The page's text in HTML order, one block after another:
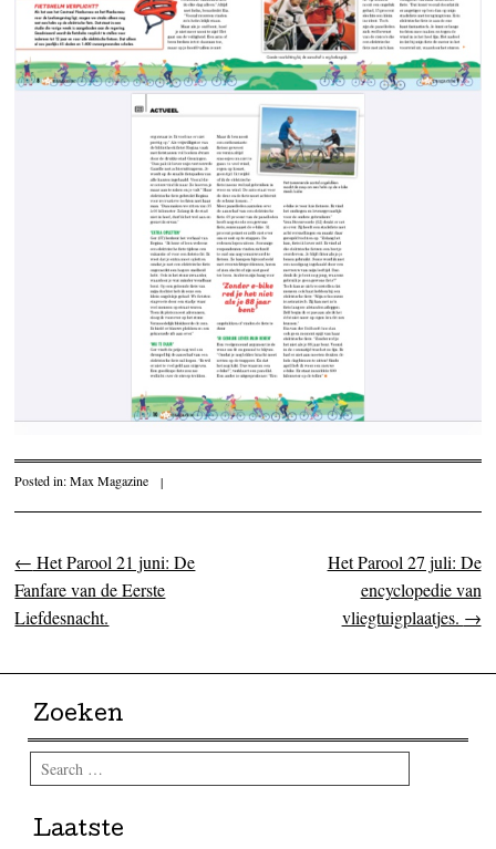
Posted in:Max Magazine |
Post navigation
← Het Parool 21 juni: De
Fanfare van de Eerste
Liefdesnacht.
Het Parool 27 juli: De
encyclopedie van
vliegtuigplaatjes. →
Zoeken
Search
Laatste